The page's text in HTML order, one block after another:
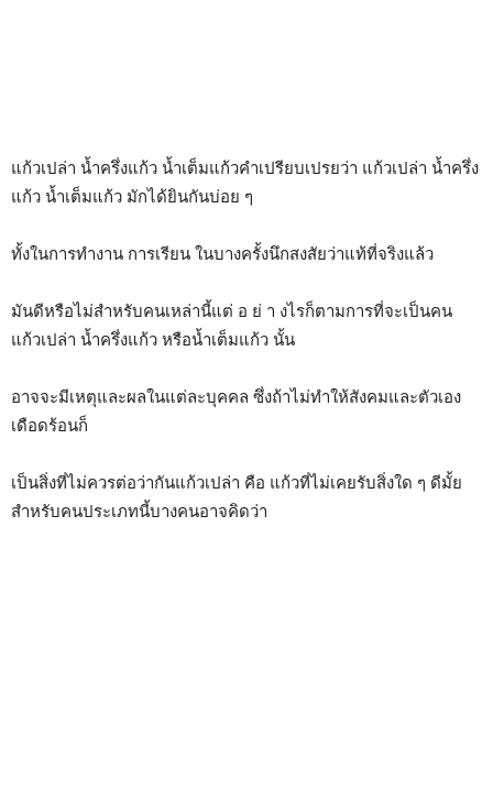
แก้วเปล่า น้ำครึ่งแก้ว น้ำเต็มแก้วคำเปรียบเปรยว่า แก้วเปล่า น้ำครึ่ง
แก้ว น้ำเต็มแก้ว มักได้ยินกันบ่อย ๆ
ทั้งในการทำงาน การเรียน ในบางครั้งนึกสงสัยว่าแท้ที่จริงแล้ว
มันดีหรือไม่สำหรับคนเหล่านี้แต่ อ ย่ า งไรก็ตามการที่จะเป็นคน
แก้วเปล่า น้ำครึ่งแก้ว หรือน้ำเต็มแก้ว นั้น
อาจจะมีเหตุและผลในแต่ละบุคคล ซึ่งถ้าไม่ทำให้สังคมและตัวเอง
เดือดร้อนก็
เป็นสิ่งที่ไม่ควรต่อว่ากันแก้วเปล่า คือ แก้วที่ไม่เคยรับสิ่งใด ๆ ดีมั้ย
สำหรับคนประเภทนี้บางคนอาจคิดว่า